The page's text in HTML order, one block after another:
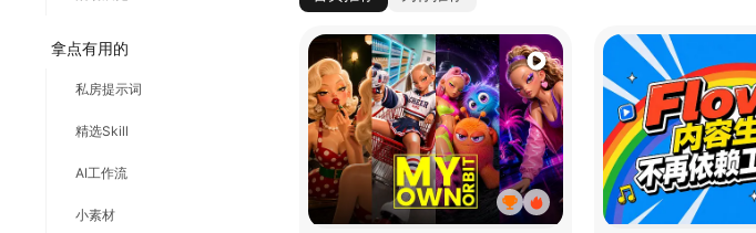
拿点有用的
私房提示词
精选Skill
AI工作流
小素材